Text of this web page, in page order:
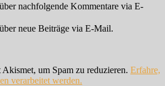
nachfolgende Kommentare via E-
neue Beiträge via E-Mail.
um Spam zu reduzieren. Erfahre,
verarbeitet werden.